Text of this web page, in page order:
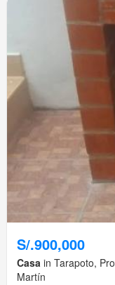
S/.900,000
Casa in Tarapoto,
Martín